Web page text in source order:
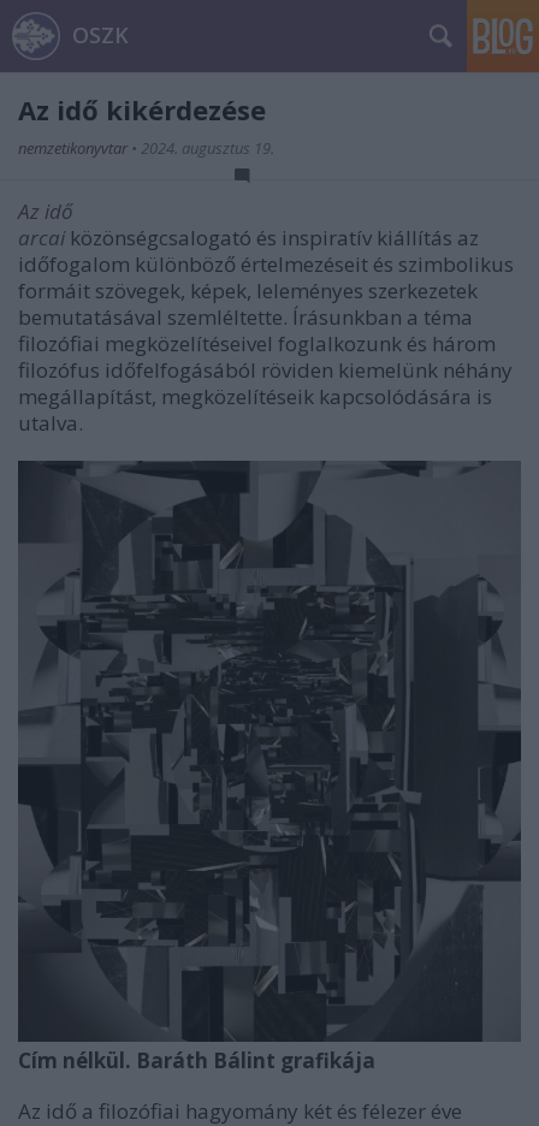
OSZK
Az idő kikérdezése
nemzetikonyvtar • 2024. augusztus 19.
Az idő
arcai közönségcsalogató és inspiratív kiállítás az
időfogalom különböző értelmezéseit és szimbolikus
formáit szövegek, képek, leleményes szerkezetek
bemutatásával szemléltette. Írásunkban a téma
filozófiai megközelítéseivel foglalkozunk és három
filozófus időfelfogásából röviden kiemelünk néhány
megállapítást, megközelítéseik kapcsolódására is
utalva.
Cím nélkül. Baráth Bálint grafikája
Az idő a filozófiai hagyomány két és félezer éve